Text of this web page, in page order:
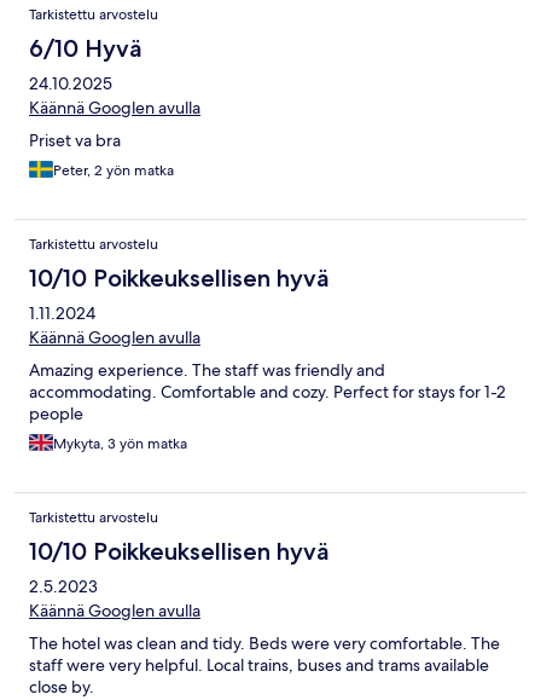
Tarkistettu arvostelu
6/10 Hyvä
24.10.2025
Käännä Googlen avulla
Priset va bra
Peter, 2 yön matka
Tarkistettu arvostelu
10/10 Poikkeuksellisen hyvä
1.11.2024
Käännä Googlen avulla
Amazing experience. The staff was friendly and
accommodating. Comfortable and cozy. Perfect for stays for 1-2
people
Mykyta, 3 yön matka
Tarkistettu arvostelu
10/10 Poikkeuksellisen hyvä
2.5.2023
Käännä Googlen avulla
The hotel was clean and tidy. Beds were very comfortable. The
staff were very helpful. Local trains, buses and trams available
close by.